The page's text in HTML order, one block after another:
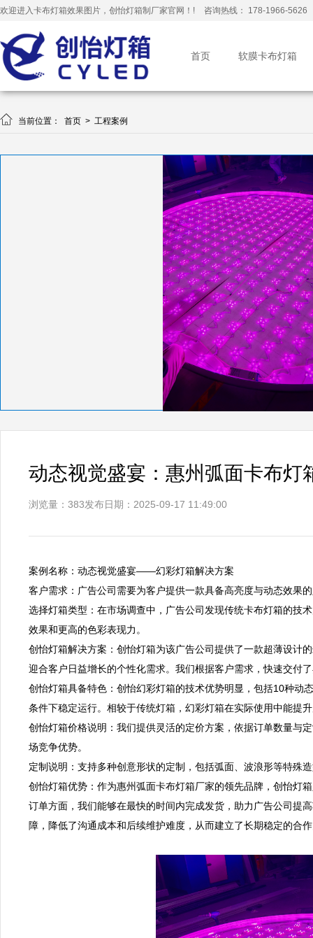
欢迎进入卡布灯箱效果图片，创怡灯箱制厂家官网！! 咨询热线： 178-1966-5626
首页 软膜卡布灯箱
 当前位置： 首页 > 工程案例
动态视觉盛宴：惠州弧面卡布灯
浏览量：383发布日期：2025-09-17 11:49:00
案例名称：动态视觉盛宴——幻彩灯箱解决方案
客户需求：广告公司需要为客户提供一款具备高亮度与动态效
选择灯箱类型：在市场调查中，广告公司发现传统卡布灯箱的技
效果和更高的色彩表现力。
创怡灯箱解决方案：创怡灯箱为该广告公司提供了一款超薄设计
迎合客户日益增长的个性化需求。我们根据客户需求，快速交
创怡灯箱具备特色：创怡幻彩灯箱的技术优势明显，包括10种动
条件下稳定运行。相较于传统灯箱，幻彩灯箱在实际使用中能提
创怡灯箱价格说明：我们提供灵活的定价方案，依据订单数量与
场竞争优势。
定制说明：支持多种创意形状的定制，包括弧面、波浪形等特殊
创怡灯箱优势：作为惠州弧面卡布灯箱厂家的领先品牌，创怡灯
订单方面，我们能够在最快的时间内完成发货，助力广告公司提
障，降低了沟通成本和后续维护难度，从而建立了长期稳定的合